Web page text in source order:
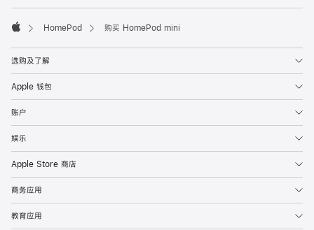
HomePod 购买 HomePod mini
选购及了解
Apple 钱包
账户
娱乐
Apple Store 商店
商务应用
教育应用